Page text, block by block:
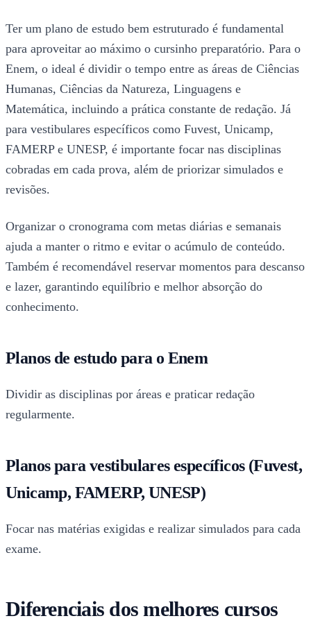
Ter um plano de estudo bem estruturado é fundamental
para aproveitar ao máximo o cursinho preparatório. Para o
Enem, o ideal é dividir o tempo entre as áreas de Ciências
Humanas, Ciências da Natureza, Linguagens e
Matemática, incluindo a prática constante de redação. Já
para vestibulares específicos como Fuvest, Unicamp,
FAMERP e UNESP, é importante focar nas disciplinas
cobradas em cada prova, além de priorizar simulados e
revisões.
Organizar o cronograma com metas diárias e semanais
ajuda a manter o ritmo e evitar o acúmulo de conteúdo.
Também é recomendável reservar momentos para descanso
e lazer, garantindo equilíbrio e melhor absorção do
conhecimento.
Planos de estudo para o Enem
Dividir as disciplinas por áreas e praticar redação
regularmente.
Planos para vestibulares específicos (Fuvest,
Unicamp, FAMERP, UNESP)
Focar nas matérias exigidas e realizar simulados para cada
exame.
Diferenciais dos melhores cursos